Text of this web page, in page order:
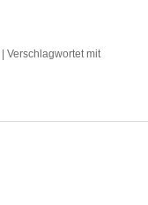
|Verschlagwortet mit